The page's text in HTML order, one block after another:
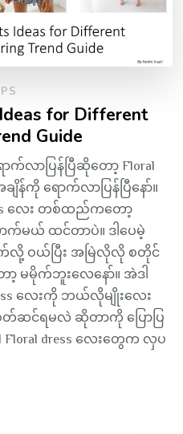
for Different
Guide
လာပြန်ပြီဆိုတော့ Floral
န်ကို ရောက်လာပြန်ပြီနော်။
လေး တစ်ထည်ကတော့
က်မယ် ထင်တာပဲ။ ဒါပေမဲ့
က်လို့ ဝယ်ပြီး အမြဲလိုလို စတိုင်
မမိုက်ဘူးလေနော်။ အဲဒါ
လေးကို ဘယ်လိုမျိုးလေး
တ်ဆင်ရမလဲ ဆိုတာကို ပြောပြ
Floral dress လေးတွေက လှပ